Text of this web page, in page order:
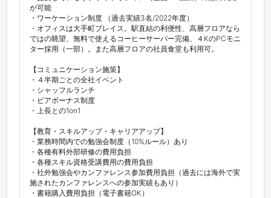
が可能
・ワーケーション制度 （過去実績3名/2022年度）
・オフィスは大手町プレイス。駅直結の利便性、高層フロアなら
ではの眺望、無料で使えるコーヒーサーバー完備、４KのPCモニ
ター採用（一部）。また高層フロアの社員食堂も利用可。
【コミュニケーション施策】
・４半期ごとの全社イベント
・シャッフルランチ
・ピアボーナス制度
・上長との1on1
【​​教育・スキルアップ・キャリアアップ】
・業務時間内での勉強会制度（10%ルール）あり
・各種有料外部研修の費用負担
・各種スキル資格受講費用の費用負担
・社外勉強会やカンファレンス参加費用負担（過去には海外で実
施されたカンファレンスへの参加実績もあり）
・書籍購入費用負担（電子書籍OK）